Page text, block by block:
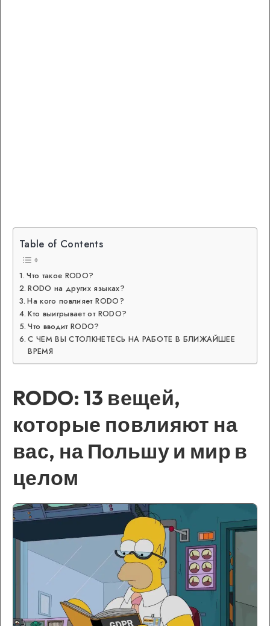
Table of Contents
Что такое RODO?
RODO на других языках?
На кого повлияет RODO?
Кто выигрывает от RODO?
Что вводит RODO?
С ЧЕМ ВЫ СТОЛКНЕТЕСЬ НА РАБОТЕ В БЛИЖАЙШЕЕ
ВРЕМЯ
RODO: 13 вещей,
которые повлияют на
вас, на Польшу и мир в
целом